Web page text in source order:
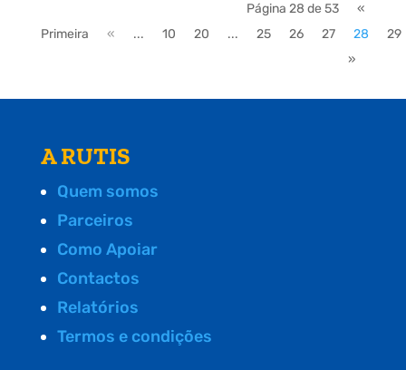
Página 28 de 53
«
Primeira
« ... 10 20 ... 25 26 27 28
29
»
A RUTIS
Quem somos
Parceiros
Como Apoiar
Contactos
Relatórios
Termos e condições